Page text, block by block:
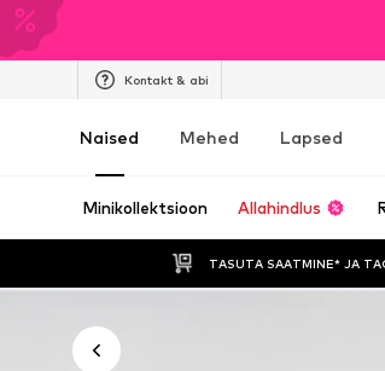
Kontakt & abi
Naised Mehed Lapsed
Minikollektsioon Allahindlus
TASUTA SAATMINE* JA